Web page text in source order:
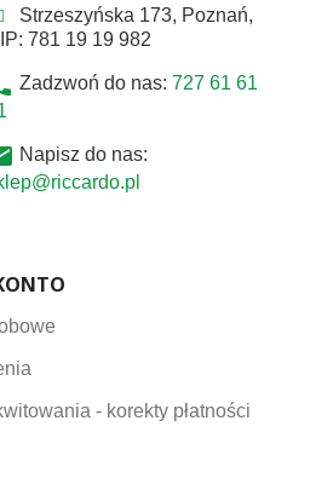
Strzeszyńska 173, Poznań,
781 19 19 982
Zadzwoń do nas: 727 61 61
Napisz do nas:
- korekty płatności